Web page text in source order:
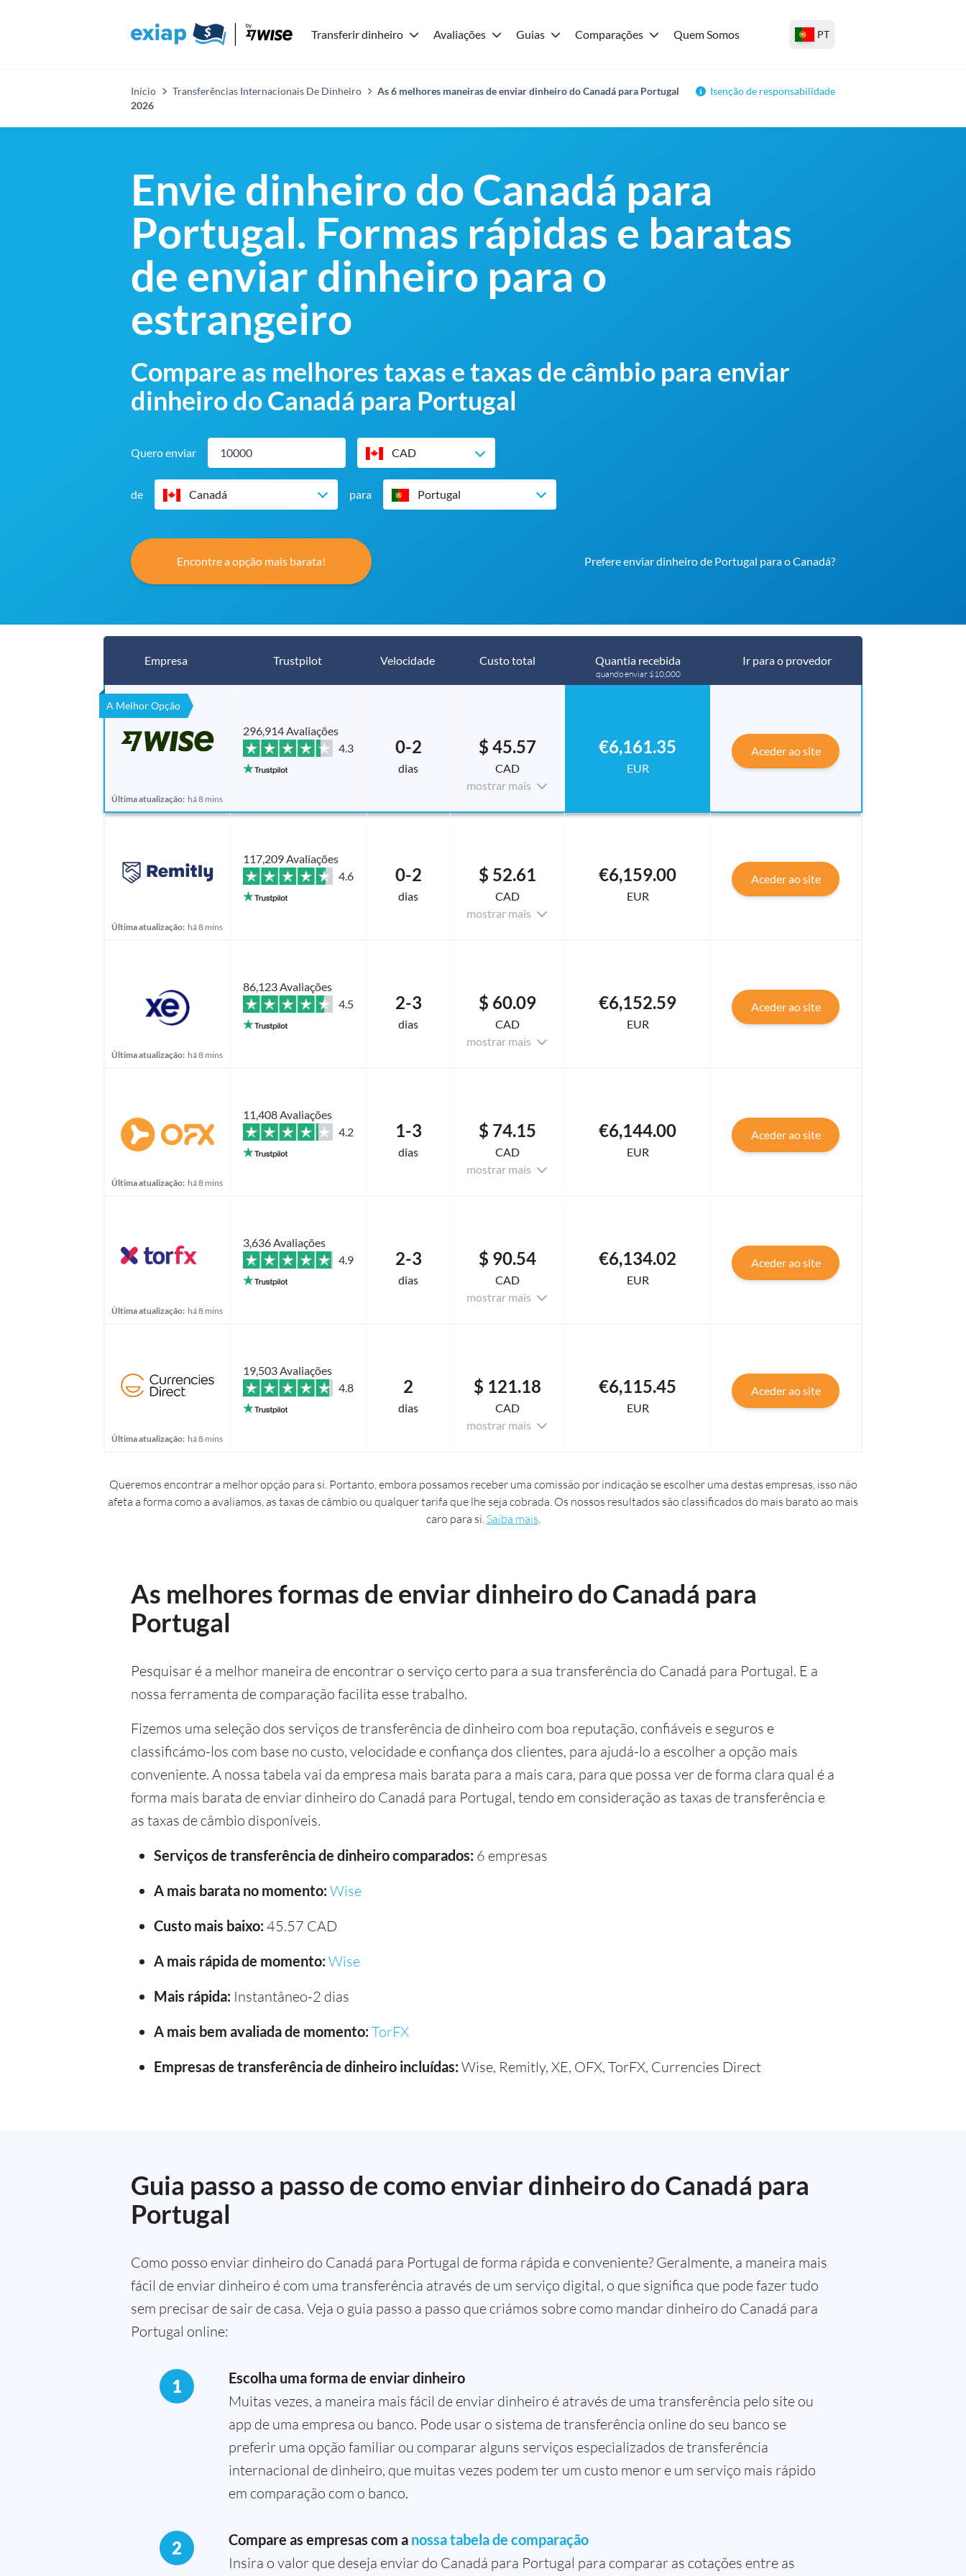
Transferir dinheiro Avaliações Guias Comparações Quem Somos PT
Início Transferências Internacionais De Dinheiro
As 6 melhores maneiras de enviar dinheiro do Canadá para Portugal
2026
Isenção de responsabilidade
Envie dinheiro do Canadá para
Portugal. Formas rápidas e baratas
de enviar dinheiro para o
estrangeiro
Compare as melhores taxas e taxas de câmbio para enviar
dinheiro do Canadá para Portugal
Quero enviar CAD
de Canadá para Portugal
Encontre a opção mais barata! Prefere enviar dinheiro de Portugal para o Canadá?
Empresa Trustpilot Velocidade Custo total Quantia recebida
quando enviar $10,000
Ir para o provedor
A Melhor Opção
Última atualização: há 8 mins
296,914 Avaliações
4.3
0-2
dias
$ 45.57
CAD
mostrar mais
€6,161.35
EUR
Aceder ao site
Última atualização: há 8 mins
117,209 Avaliações
4.6
0-2
dias
$ 52.61
CAD
mostrar mais
€6,159.00
EUR
Aceder ao site
Última atualização: há 8 mins
86,123 Avaliações
4.5
2-3
dias
$ 60.09
CAD
mostrar mais
€6,152.59
EUR
Aceder ao site
Última atualização: há 8 mins
11,408 Avaliações
4.2
1-3
dias
$ 74.15
CAD
mostrar mais
€6,144.00
EUR
Aceder ao site
Última atualização: há 8 mins
3,636 Avaliações
4.9
2-3
dias
$ 90.54
CAD
mostrar mais
€6,134.02
EUR
Aceder ao site
Última atualização: há 8 mins
19,503 Avaliações
4.8
2
dias
$ 121.18
CAD
mostrar mais
€6,115.45
EUR
Aceder ao site
Queremos encontrar a melhor opção para si. Portanto, embora possamos receber uma comissão por indicação se escolher uma destas empresas, isso não
afeta a forma como a avaliamos, as taxas de câmbio ou qualquer tarifa que lhe seja cobrada. Os nossos resultados são classificados do mais barato ao mais
caro para si. Saiba mais
As melhores formas de enviar dinheiro do Canadá para
Portugal
Pesquisar é a melhor maneira de encontrar o serviço certo para a sua transferência do Canadá para Portugal. E a
nossa ferramenta de comparação facilita esse trabalho.
Fizemos uma seleção dos serviços de transferência de dinheiro com boa reputação, confiáveis e seguros e
classificámo-los com base no custo, velocidade e confiança dos clientes, para ajudá-lo a escolher a opção mais
conveniente. A nossa tabela vai da empresa mais barata para a mais cara, para que possa ver de forma clara qual é a
forma mais barata de enviar dinheiro do Canadá para Portugal, tendo em consideração as taxas de transferência e
as taxas de câmbio disponíveis.
Serviços de transferência de dinheiro comparados: 6 empresas
A mais barata no momento: Wise
Custo mais baixo: 45.57 CAD
A mais rápida de momento: Wise
Mais rápida: Instantâneo-2 dias
A mais bem avaliada de momento: TorFX
Empresas de transferência de dinheiro incluídas: Wise, Remitly, XE, OFX, TorFX, Currencies Direct
Guia passo a passo de como enviar dinheiro do Canadá para
Portugal
Como posso enviar dinheiro do Canadá para Portugal de forma rápida e conveniente? Geralmente, a maneira mais
fácil de enviar dinheiro é com uma transferência através de um serviço digital, o que significa que pode fazer tudo
sem precisar de sair de casa. Veja o guia passo a passo que criámos sobre como mandar dinheiro do Canadá para
Portugal online:
1 Escolha uma forma de enviar dinheiro
Muitas vezes, a maneira mais fácil de enviar dinheiro é através de uma transferência pelo site ou
app de uma empresa ou banco. Pode usar o sistema de transferência online do seu banco se
preferir uma opção familiar ou comparar alguns serviços especializados de transferência
internacional de dinheiro, que muitas vezes podem ter um custo menor e um serviço mais rápido
em comparação com o banco.
2 Compare as empresas com a nossa tabela de comparação
Insira o valor que deseja enviar do Canadá para Portugal para comparar as cotações entre as